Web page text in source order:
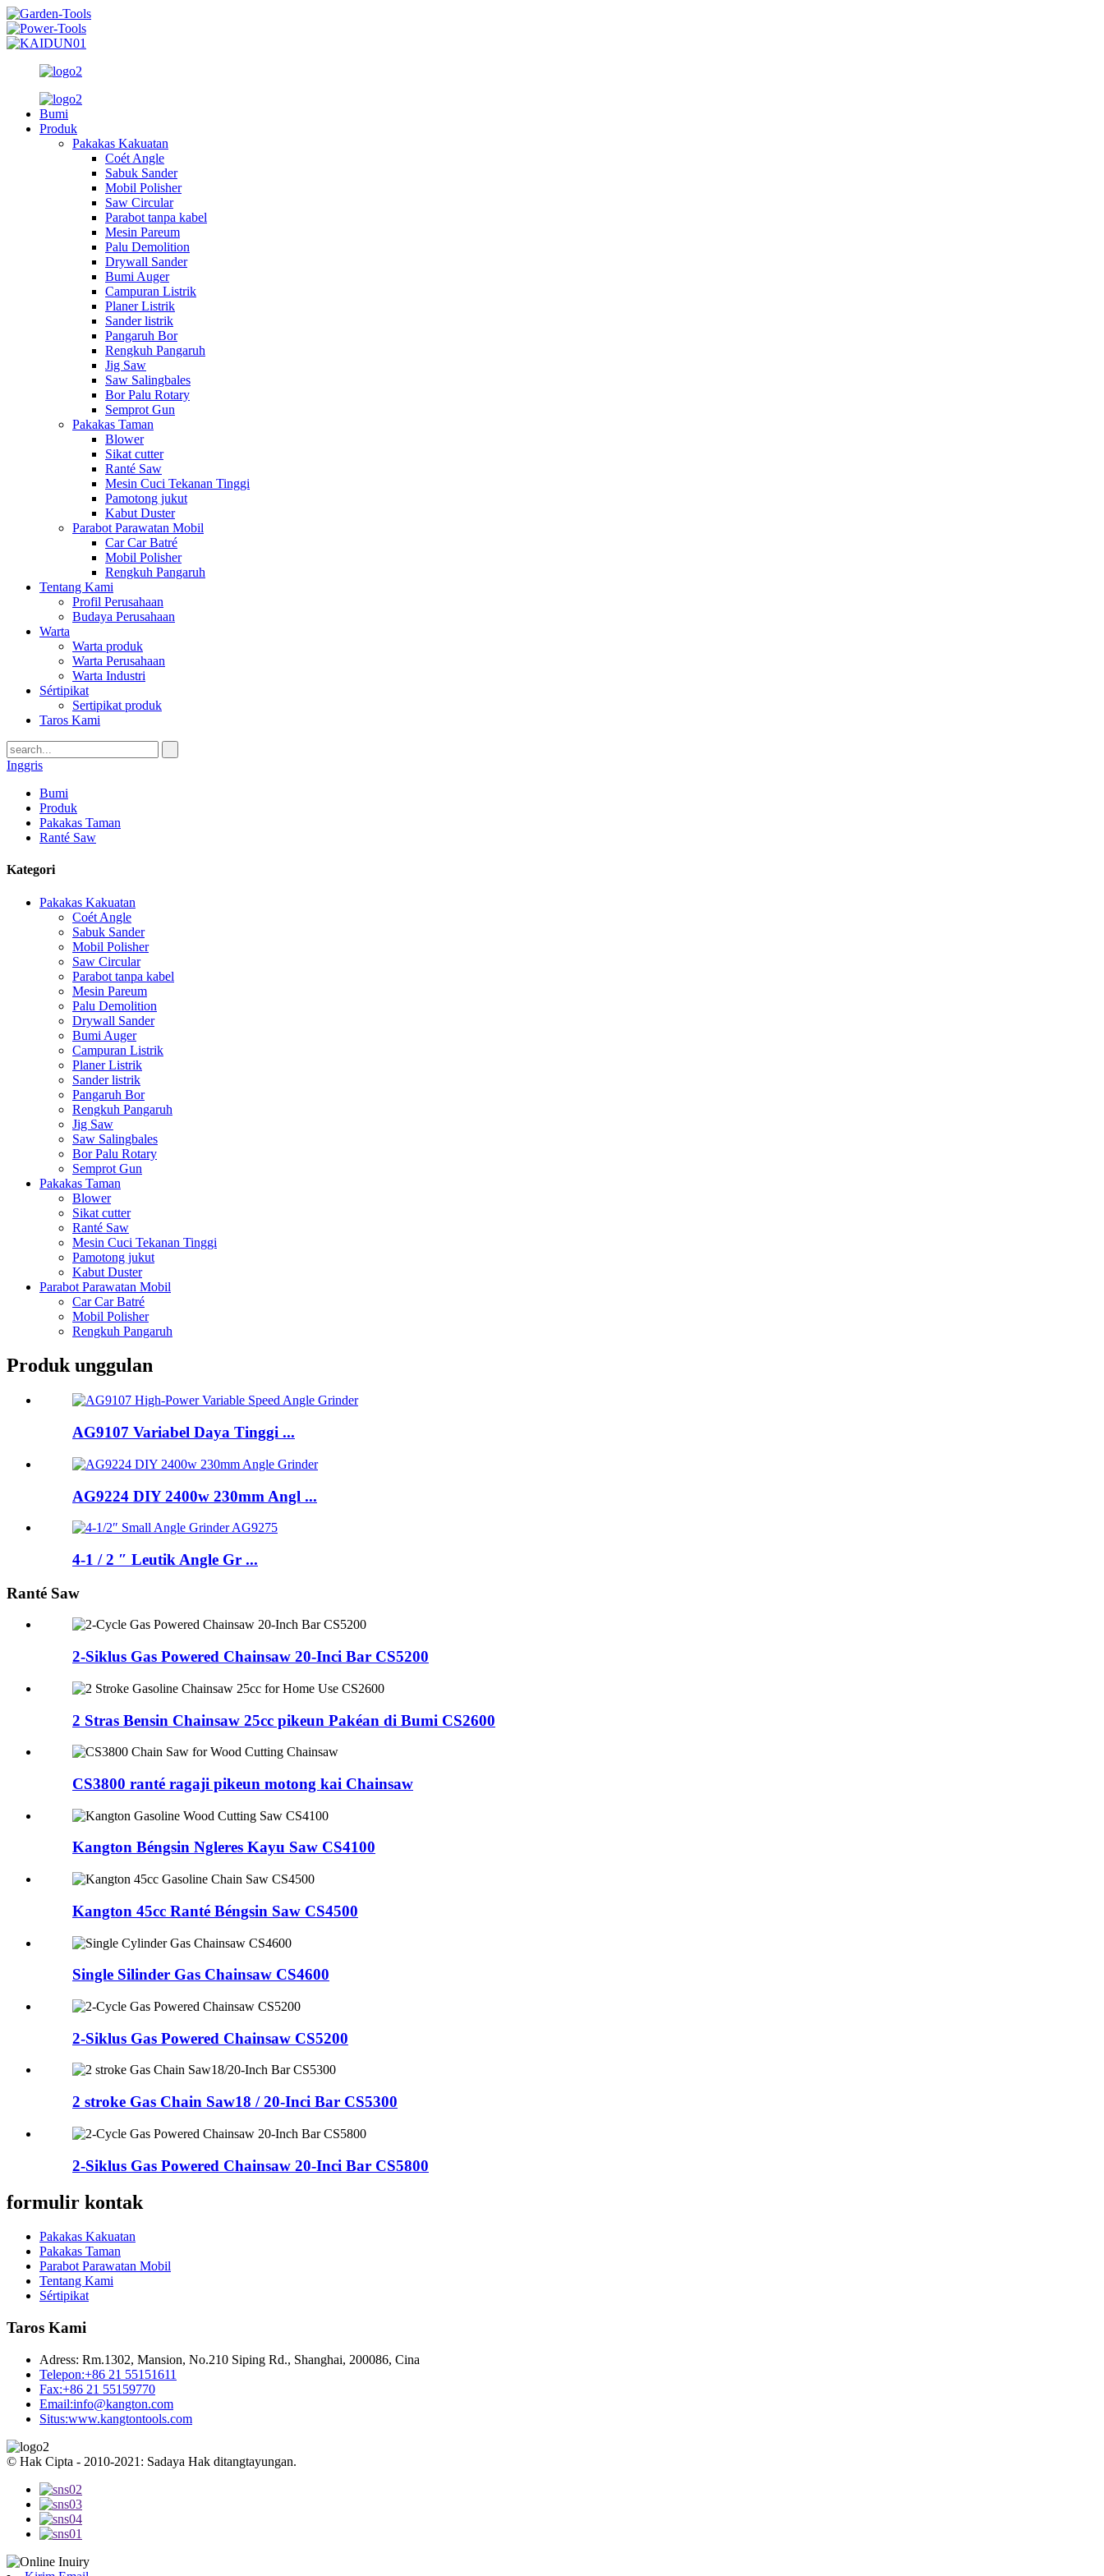
Bumi
Produk
Pakakas Kakuatan
Coét Angle
Sabuk Sander
Mobil Polisher
Saw Circular
Parabot tanpa kabel
Mesin Pareum
Palu Demolition
Drywall Sander
Bumi Auger
Campuran Listrik
Planer Listrik
Sander listrik
Pangaruh Bor
Rengkuh Pangaruh
Jig Saw
Saw Salingbales
Bor Palu Rotary
Semprot Gun
Pakakas Taman
Blower
Sikat cutter
Ranté Saw
Mesin Cuci Tekanan Tinggi
Pamotong jukut
Kabut Duster
Parabot Parawatan Mobil
Car Car Batré
Mobil Polisher
Rengkuh Pangaruh
Tentang Kami
Profil Perusahaan
Budaya Perusahaan
Warta
Warta produk
Warta Perusahaan
Warta Industri
Sértipikat
Sertipikat produk
Taros Kami
Inggris
Bumi
Produk
Pakakas Taman
Ranté Saw
Kategori
Pakakas Kakuatan
Coét Angle
Sabuk Sander
Mobil Polisher
Saw Circular
Parabot tanpa kabel
Mesin Pareum
Palu Demolition
Drywall Sander
Bumi Auger
Campuran Listrik
Planer Listrik
Sander listrik
Pangaruh Bor
Rengkuh Pangaruh
Jig Saw
Saw Salingbales
Bor Palu Rotary
Semprot Gun
Pakakas Taman
Blower
Sikat cutter
Ranté Saw
Mesin Cuci Tekanan Tinggi
Pamotong jukut
Kabut Duster
Parabot Parawatan Mobil
Car Car Batré
Mobil Polisher
Rengkuh Pangaruh
Produk unggulan
AG9107 Variabel Daya Tinggi ...
AG9224 DIY 2400w 230mm Angl ...
4-1 / 2 ″ Leutik Angle Gr ...
Ranté Saw
2-Siklus Gas Powered Chainsaw 20-Inci Bar CS5200
2 Stras Bensin Chainsaw 25cc pikeun Pakéan di Bumi CS2600
CS3800 ranté ragaji pikeun motong kai Chainsaw
Kangton Béngsin Ngleres Kayu Saw CS4100
Kangton 45cc Ranté Béngsin Saw CS4500
Single Silinder Gas Chainsaw CS4600
2-Siklus Gas Powered Chainsaw CS5200
2 stroke Gas Chain Saw18 / 20-Inci Bar CS5300
2-Siklus Gas Powered Chainsaw 20-Inci Bar CS5800
formulir kontak
Pakakas Kakuatan
Pakakas Taman
Parabot Parawatan Mobil
Tentang Kami
Sértipikat
Taros Kami
Adress: Rm.1302, Mansion, No.210 Siping Rd., Shanghai, 200086, Cina
Telepon:+86 21 55151611
Fax:+86 21 55159770
Email:info@kangton.com
Situs:www.kangtontools.com
© Hak Cipta - 2010-2021: Sadaya Hak ditangtayungan.